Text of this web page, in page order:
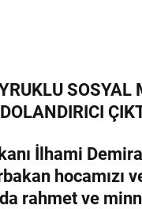
SOSYAL
İlhami
hocamızı
rahmet ve